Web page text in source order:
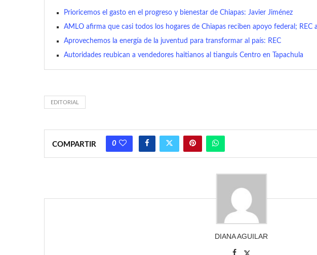
Prioricemos el gasto en el progreso y bienestar de Chiapas: Javier Jiménez
AMLO afirma que casi todos los hogares de Chiapas reciben apoyo federal; REC
Aprovechemos la energía de la juventud para transformar al país: REC
Autoridades reubican a vendedores haitianos al tianguis Centro en Tapachula
EDITORIAL
COMPARTIR 0
DIANA AGUILAR